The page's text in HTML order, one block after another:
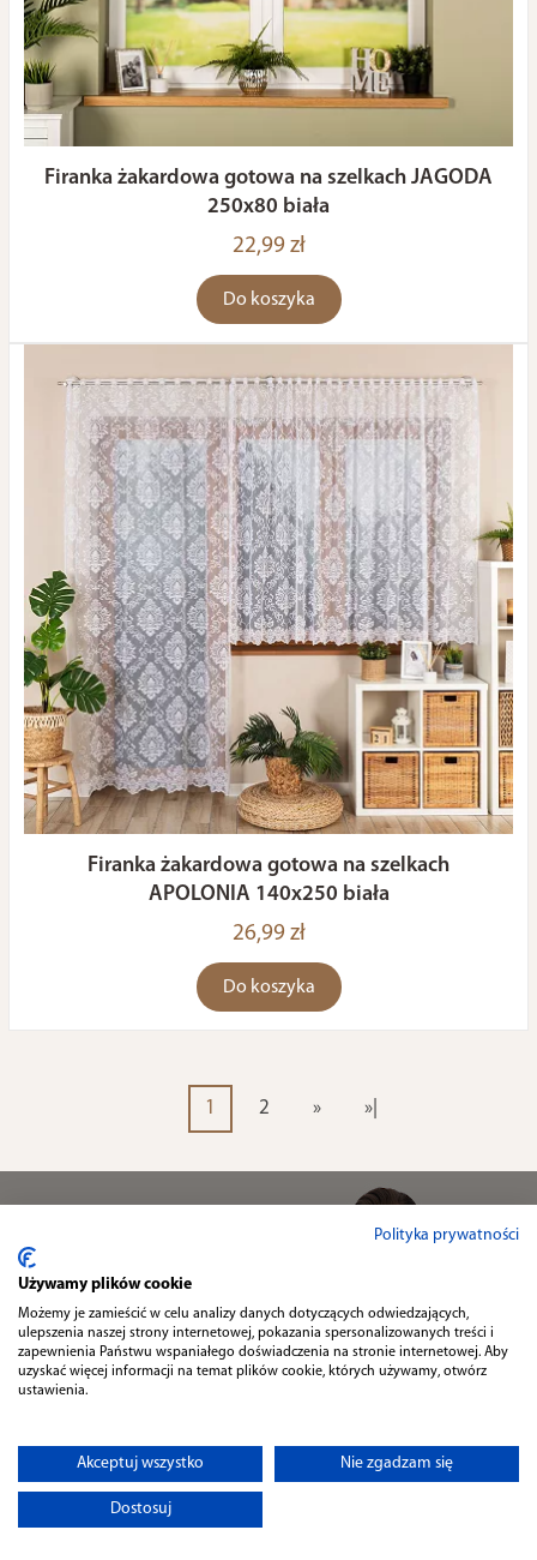
Firanka żakardowa gotowa na szelkach JAGODA
250x80 biała
22,99 zł
Do koszyka
Firanka żakardowa gotowa na szelkach
APOLONIA 140x250 biała
26,99 zł
Do koszyka
1 2 » »|
Zapisz się do naszegoNEWSLETTERA
Polityka prywatności
Używamy plików cookie
Możemy je zamieścić w celu analizy danych dotyczących odwiedzających,
ulepszenia naszej strony internetowej, pokazania spersonalizowanych treści i
zapewnienia Państwu wspaniałego doświadczenia na stronie internetowej. Aby
uzyskać więcej informacji na temat plików cookie, których używamy, otwórz
ustawienia.
Akceptuj wszystko Nie zgadzam się
Dostosuj